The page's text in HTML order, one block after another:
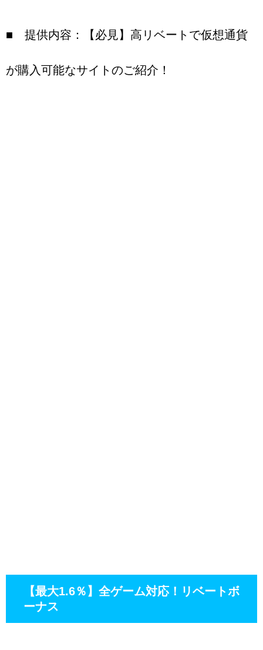
■ 提供内容：【必見】高リベートで仮想通貨
が購入可能なサイトのご紹介！
【最大1.6％】全ゲーム対応！リベートボ
ーナス